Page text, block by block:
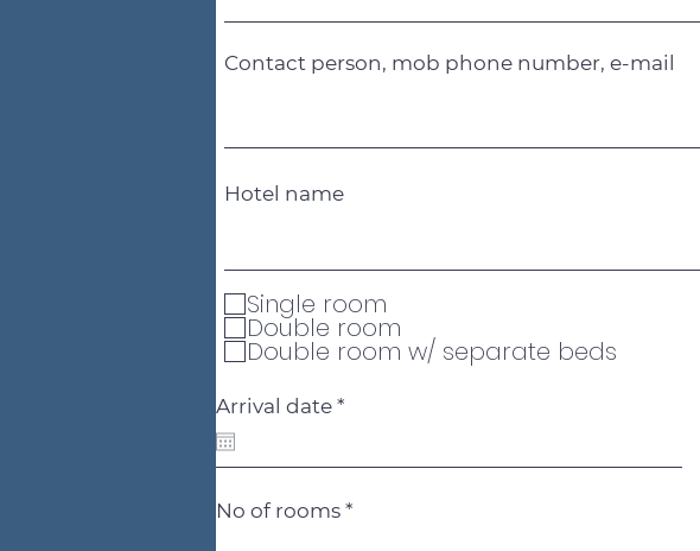
Contact person, mob phone number, e-mail
Hotel name
Single room
Double room
Double room w/ separate beds
Arrival date *
u
r
No of rooms